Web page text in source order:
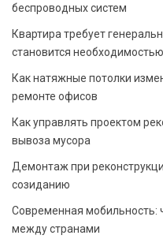
беспроводных систем
Квартира требует
становится необходимостью
Как натяжные потолки
ремонте офисов
Как управлять проектом
вывоза мусора
Демонтаж при
созиданию
Современная мобильность:
между странами